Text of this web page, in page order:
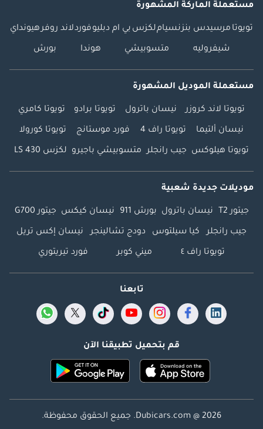
مستعملة الماركة المشهورة
تويوتا مرسيدس بنزنسياملكزس بي ام دبليوفوردلاند روفرهيونداي
شيفروليه متسوبيشي هوندا بورش
مستعملة الموديل المشهورة
تويوتا لاند كروزر نيسان باترول تويوتا برادو تويوتا كامري
نيسان ألتيما تويوتا راف 4 فورد موستانج تويوتا كورولا
تويوتا هيلوكس جيب رانجلر متسوبيشي باجيرو لكزس LS 430
موديلات جديدة شعبية
جيتور T2 نيسان باترول بورش 911 نيسان كيكس جيتور G700
جيب رانجلر كيا سيلتوس دودج تشالينجر نيسان إكس تريل
تويوتا راف ٤ ميني كوبر فورد تيريتوري
تابعنا
قم بتحميل تطبيقنا الآن
Dubicars.com @ 2026. جميع الحقوق محفوظة.